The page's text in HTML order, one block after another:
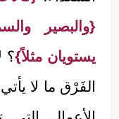
{والبصير
يستويان مثلاً}؟
الفَرْق ما لا